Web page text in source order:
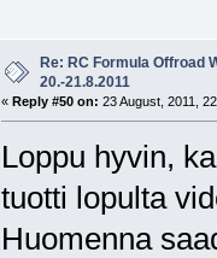
Re: RC Formula Offroad
20.-21.8.2011
« Reply #50 on: 23 August, 2011,
Loppu hyvin,
tuotti lopulta
Huomenna